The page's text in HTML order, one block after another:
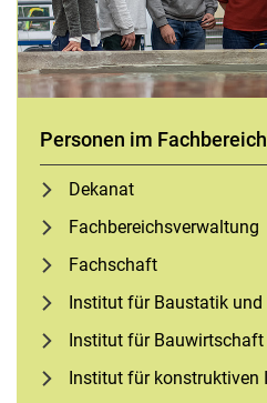
Personen im
Dekanat
Fach­be­reichs­ver­wal­tung
Fachschaft
Institut für Baustatik
Institut für Bauwirtschaft
Institut für konstruktiven